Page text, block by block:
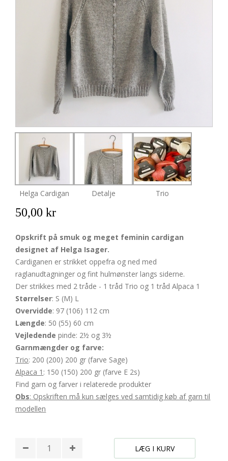
Helga Cardigan Detalje Trio
50,00 kr
Opskrift på smuk og meget feminin cardigan
designet af Helga Isager.
Cardiganen er strikket oppefra og ned med
raglanudtagninger og fint hulmønster langs siderne.
Der strikkes med 2 tråde - 1 tråd Trio og 1 tråd Alpaca 1
Størrelser: S (M) L
Overvidde: 97 (106) 112 cm
Længde: 50 (55) 60 cm
Vejledende pinde: 2½ og 3½
Garnmængder og farve:
Trio: 200 (200) 200 gr (farve Sage)
Alpaca 1 : 150 (150) 200 gr (farve E 2s)
Find garn og farver i relaterede produkter
Obs: Opskriften må kun sælges ved samtidig køb af garn til
modellen
LÆG I KURV